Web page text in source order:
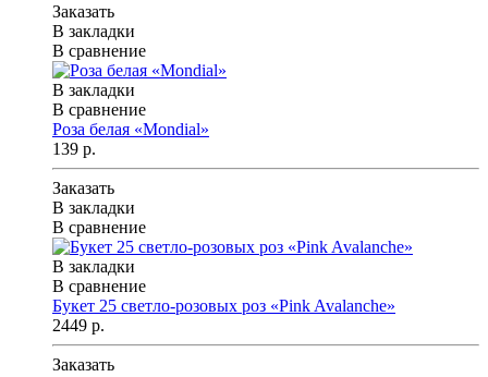
Заказать
В закладки
В сравнение
В закладки
В сравнение
Роза белая «Mondial»
139 р.
Заказать
В закладки
В сравнение
В закладки
В сравнение
Букет 25 светло-розовых роз «Pink Avalanche»
2449 р.
Заказать